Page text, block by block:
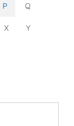
P Q
X Y